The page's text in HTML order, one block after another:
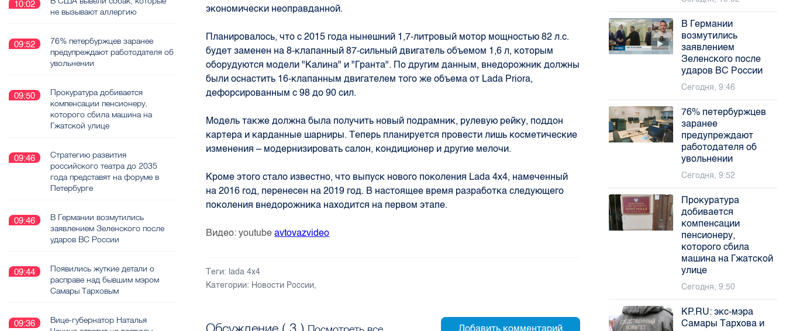
экономически неоправданной.
Планировалось, что с 2015 года нынешний 1,7-литровый мотор мощностью 82 л.с.
будет заменен на 8-клапанный 87-сильный двигатель объемом 1,6 л, которым
оборудуются модели "Калина" и "Гранта". По другим данным, внедорожник должны
были оснастить 16-клапанным двигателем того же объема от Lada Priora,
дефорсированным с 98 до 90 сил.
Модель также должна была получить новый подрамник, рулевую рейку, поддон
картера и карданные шарниры. Теперь планируется провести лишь косметические
изменения – модернизировать салон, кондиционер и другие мелочи.
Кроме этого стало известно, что выпуск нового поколения Lada 4x4, намеченный
на 2016 год, перенесен на 2019 год. В настоящее время разработка следующего
поколения внедорожника находится на первом этапе.
Видео: youtubeavtovazvideo
Теги: lada 4x4
Категории: Новости России,
10:02
не вызывают аллергию
09:52
76% петербуржцев заранее
предупреждают работодателя об
увольнении
09:50
Прокуратура добивается
компенсации пенсионеру,
которого сбила машина на
Гжатской улице
09:46
Стратегию развития
российского театра до 2035
года представят на форуме в
Петербурге
09:46
В Германии возмутились
заявлением Зеленского после
ударов ВС России
09:44
Появились жуткие детали о
расправе над бывшим мэром
Самары Тарховым
09:36
Вице-губернатор Наталья
В Германии
возмутились
заявлением
Зеленского после
ударов ВС России
Сегодня, 9:46
76% петербуржцев
заранее
предупреждают
работодателя об
увольнении
Сегодня, 9:52
Прокуратура
добивается
компенсации
пенсионеру,
которого сбила
машина на Гжатской
улице
Сегодня, 9:50
KP.RU: экс-мэра
Самары Тархова и